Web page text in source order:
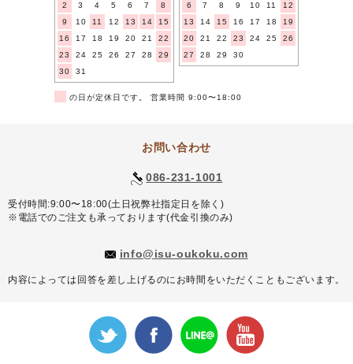
2
3 4 5 6 7
8
9
10 11 12 13 14
15
16
17 18 19 20 21
22
23
24 25 26 27 28
29
30
31
6
7 8 9 10 11
12
13
14 15 16 17 18
19
20
21 22 23 24 25
26
27
28 29 30
の日が定休日です。 営業時間 9:00〜18:00
お問い合わせ
086-231-1001
受付時間:9:00〜18:00(土日祝弊社指定日を除く)
※電話でのご注文も承っております(代金引換のみ)
info@isu-oukoku.com
内容によっては回答を差し上げるのにお時間をいただくこともございます。